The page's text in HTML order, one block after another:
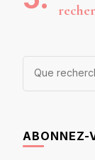
Vous
ABONNEZ-